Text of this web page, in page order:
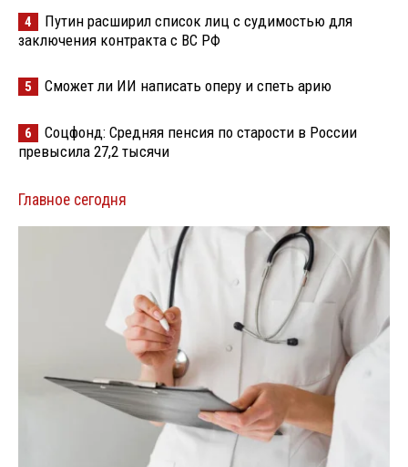
4
Путин расширил список лиц с судимостью для
заключения контракта с ВС РФ
5 Сможет ли ИИ написать оперу и спеть арию
6
Соцфонд: Средняя пенсия по старости в России
превысила 27,2 тысячи
Главное сегодня